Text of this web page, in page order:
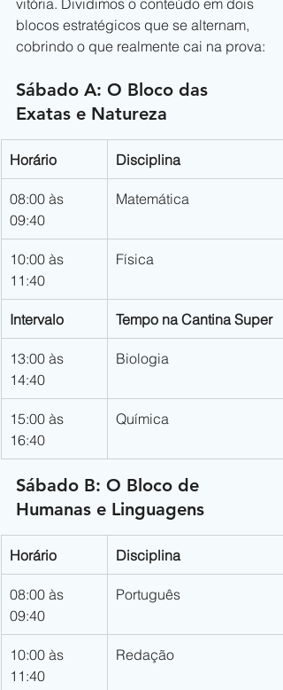
blocos estratégicos que se alternam,
cobrindo o que realmente cai na prova:
Sábado A: O Bloco das
Exatas e Natureza
Horário Disciplina
08:00 às
09:40
Matemática
10:00 às
11:40
Física
Intervalo Tempo na Cantina Super
13:00 às
14:40
Biologia
15:00 às
16:40
Química
Sábado B: O Bloco de
Humanas e Linguagens
Horário Disciplina
08:00 às
09:40
Português
10:00 às
11:40
Redação